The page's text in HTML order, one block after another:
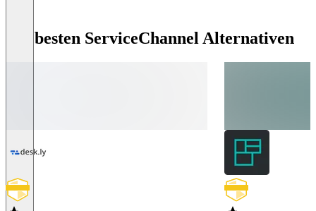
Die besten ServiceChannel Alternativen